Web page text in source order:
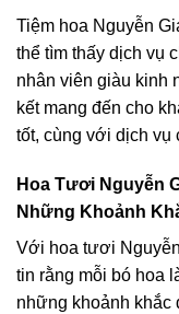
Tiệm hoa Nguyễn
thể tìm thấy dịch vụ
nhân viên giàu kinh
kết mang đến cho
tốt, cùng với dịch vụ
Hoa Tươi Nguyễn
Những Khoảnh
Với hoa tươi
tin rằng mỗi bó hoa
những khoảnh khắc